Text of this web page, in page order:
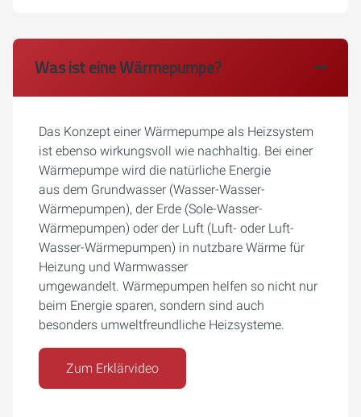
Was ist eine Wärmepumpe?
Das Konzept einer Wärmepumpe als Heizsystem
ist ebenso wirkungsvoll wie nachhaltig. Bei einer
Wärmepumpe wird die natürliche Energie
aus dem Grundwasser (Wasser-Wasser-
Wärmepumpen), der Erde (Sole-Wasser-
Wärmepumpen) oder der Luft (Luft- oder Luft-
Wasser-Wärmepumpen) in nutzbare Wärme für
Heizung und Warmwasser
umgewandelt. Wärmepumpen helfen so nicht nur
beim Energie sparen, sondern sind auch
besonders umweltfreundliche Heizsysteme.
Zum Erklärvideo